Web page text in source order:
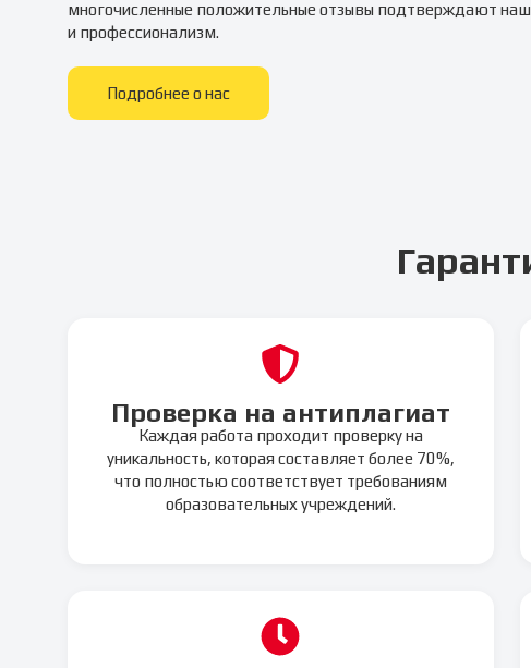
многочисленные положительные отзывы подтверждают
и профессионализм.
Подробнее о нас
Проверка на антиплагиат
Каждая работа проходит проверку на
уникальность, которая составляет более 70%,
что полностью соответствует требованиям
образовательных учреждений.